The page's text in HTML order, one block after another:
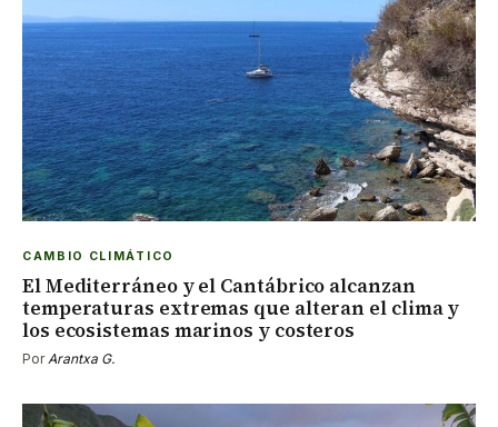
CAMBIO CLIMÁTICO
El Mediterráneo y el Cantábrico alcanzan
temperaturas extremas que alteran el clima y
los ecosistemas marinos y costeros
PorArantxa G.